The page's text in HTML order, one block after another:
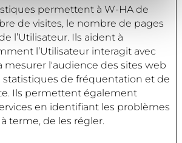
la page de notrePolitique dédiée
permettent à W-HA de
de visites, le nombre de pages
l’Utilisateur. Ils aident à
l’Utilisateur interagit avec
mesurer l'audience des sites web
statistiques de fréquentation et de
Ils permettent également
en identifiant les problèmes
terme, de les régler.